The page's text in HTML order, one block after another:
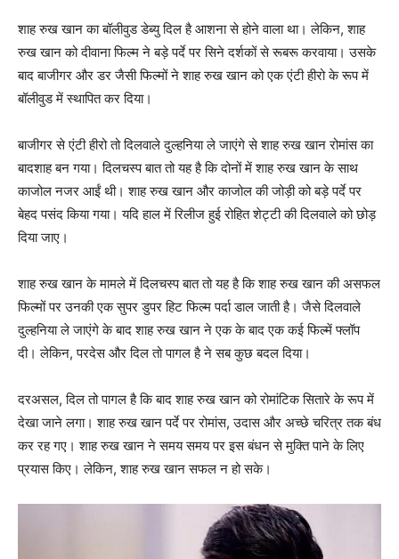
शाह रुख खान का बॉलीवुड डेब्‍यु दिल है आशना से होने वाला था। लेकिन, शाह
रुख खान को दीवाना फिल्‍म ने बड़े पर्दे पर सिने दर्शकों से रूबरू करवाया। उसके
बाद बाजीगर और डर जैसी फिल्‍मों ने शाह रुख खान को एक एंटी हीरो के रूप में
बॉलीवुड में स्‍थापित कर दिया।
बाजीगर से एंटी हीरो तो दिलवाले दुल्‍हनिया ले जाएंगे से शाह रुख खान रोमांस का
बादशाह बन गया। दिलचस्‍प बात तो यह है कि दोनों में शाह रुख खान के साथ
काजोल नजर आईं थी। शाह रुख खान और काजोल की जोड़ी को बड़े पर्दे पर
बेहद पसंद किया गया। यदि हाल में रिलीज हुई रोहित शेट्टी की दिलवाले को छोड़
दिया जाए।
शाह रुख खान के मामले में दिलचस्‍प बात तो यह है कि शाह रुख खान की असफल
फिल्‍मों पर उनकी एक सुपर डुपर हिट फिल्‍म पर्दा डाल जाती है। जैसे दिलवाले
दुल्‍हनिया ले जाएंगे के बाद शाह रुख खान ने एक के बाद एक कई फिल्‍में फ्लॉप
दी। लेकिन, परदेस और दिल तो पागल है ने सब कुछ बदल दिया।
दरअसल, दिल तो पागल है कि बाद शाह रुख खान को रोमांटिक सितारे के रूप में
देखा जाने लगा। शाह रुख खान पर्दे पर रोमांस, उदास और अच्‍छे चरित्र तक बंध
कर रह गए। शाह रुख खान ने समय समय पर इस बंधन से मुक्‍ति पाने के लिए
प्रयास किए। लेकिन, शाह रुख खान सफल न हो सके।